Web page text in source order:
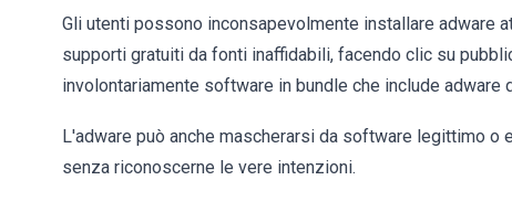
Gli utenti possono inconsapevolmente installare adware
supporti gratuiti da fonti inaffidabili, facendo clic su
involontariamente software in bundle che include
L'adware può anche mascherarsi da software legittimo
senza riconoscerne le vere intenzioni.